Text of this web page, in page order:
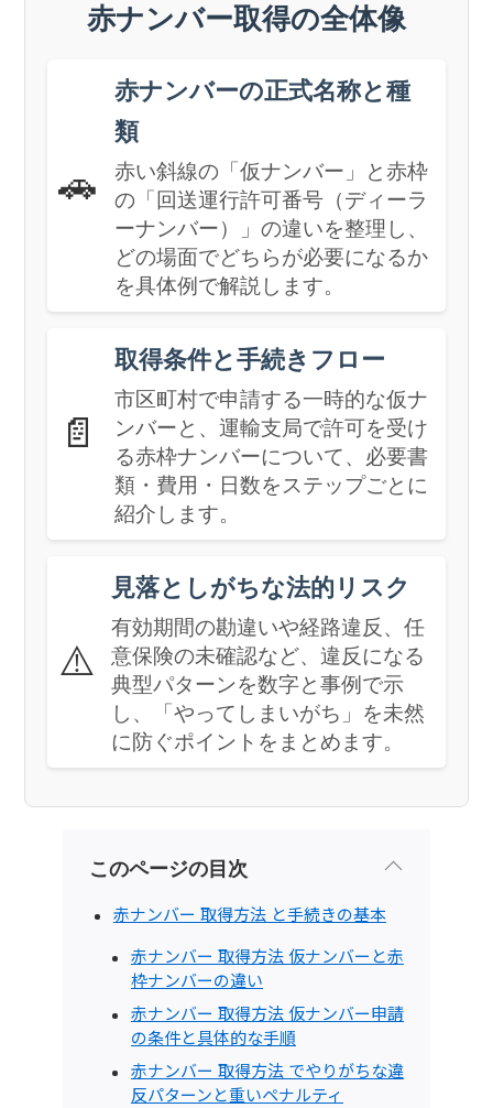
赤ナンバー取得の全体像
🚗
赤ナンバーの正式名称と種
類
赤い斜線の「仮ナンバー」と赤枠
の「回送運行許可番号（ディーラ
ーナンバー）」の違いを整理し、
どの場面でどちらが必要になるか
を具体例で解説します。
📄
取得条件と手続きフロー
市区町村で申請する一時的な仮ナ
ンバーと、運輸支局で許可を受け
る赤枠ナンバーについて、必要書
類・費用・日数をステップごとに
紹介します。
⚠️
見落としがちな法的リスク
有効期間の勘違いや経路違反、任
意保険の未確認など、違反になる
典型パターンを数字と事例で示
し、「やってしまいがち」を未然
に防ぐポイントをまとめます。
このページの目次
赤ナンバー 取得方法 と手続きの基本
赤ナンバー 取得方法 仮ナンバーと赤
枠ナンバーの違い
赤ナンバー 取得方法 仮ナンバー申請
の条件と具体的な手順
赤ナンバー 取得方法 でやりがちな違
反パターンと重いペナルティ